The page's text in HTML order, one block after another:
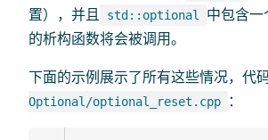
置），并且
std::optional
中包含一
的析构函数将会被调用。
下面的示例展示了所有这些情况，代
Optional/optional_reset.cpp
：